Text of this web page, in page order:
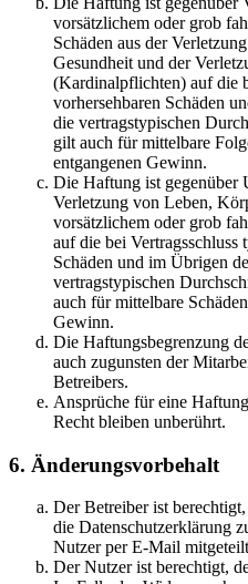
vorsätzlichem oder grob
Schäden aus der
Gesundheit und der
(Kardinalpflichten) auf die
vorhersehbaren Schäden
die vertragstypischen
gilt auch für mittelbare
entgangenen Gewinn.
Die Haftung ist gegenüber
Verletzung von Leben,
vorsätzlichem oder grob
auf die bei Vertragsschluss
Schäden und im Übrigen
vertragstypischen
auch für mittelbare
Gewinn.
Die Haftungsbegrenzung
auch zugunsten der
Betreibers.
Ansprüche für eine
Recht bleiben unberührt.
6. Änderungsvorbehalt
Der Betreiber ist
die Datenschutzerklärung
Nutzer per E-Mail
Der Nutzer ist berechtigt,